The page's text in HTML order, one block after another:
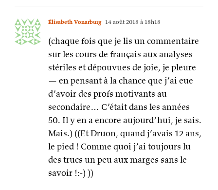
Élisabeth Vonarburg 14 août 2018 à 18h18
(chaque fois que je lis un commentaire
sur les cours de français aux analyses
stériles et dépouvues de joie, je pleure
— en pensant à la chance que j’ai eue
d’avoir des profs motivants au
secondaire… C’était dans les années
50. Il y en a encore aujourd’hui, je sais.
Mais.) ((Et Druon, quand j’avais 12 ans,
le pied ! Comme quoi j’ai toujours lu
des trucs un peu aux marges sans le
savoir !:-) ))